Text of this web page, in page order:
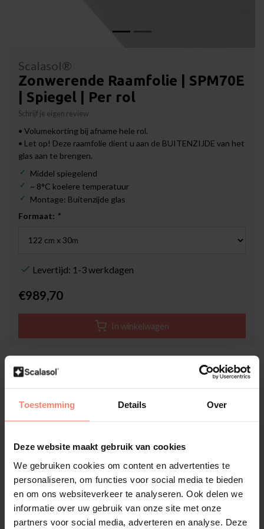
Toestemming Details Over
Deze website maakt gebruik van cookies
We gebruiken cookies om content en advertenties te
personaliseren, om functies voor social media te bieden
en om ons websiteverkeer te analyseren. Ook delen we
informatie over uw gebruik van onze site met onze
partners voor social media, adverteren en analyse. Deze
Scalasol®
Zonwerende Raamfolie | SPM70E
| Spiegel | Per rol
Schrijf je eigen review
• Volumekorting bij afname hele rol.
• Let op! Deze raamfolie dient u aan de BUITENZIJDE van het
glas aan te brengen.
Middel spiegelend
~ 8°C koelere temperatuur
Montage: Buitenzijde glas
Formaat: *
Levertijd: 1-3 werkdagen
€989,70
In winkelwagen
Hoge klantenbeoordeling: 4.6 van 5
1-3 werkdagen levertijd
Meer informatie?
Productomschrijving
Zonwerende folie
SPM70E per rol bestellen
In sommige gevallen kan het voordeliger zijn om een gehele rol